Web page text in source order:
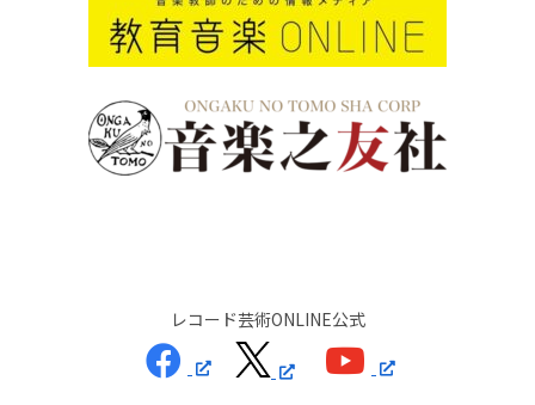
レコード芸術ONLINE公式